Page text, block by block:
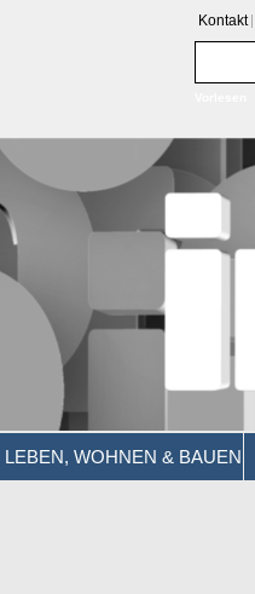
Kontakt
LEBEN, WOHNEN & BAUEN